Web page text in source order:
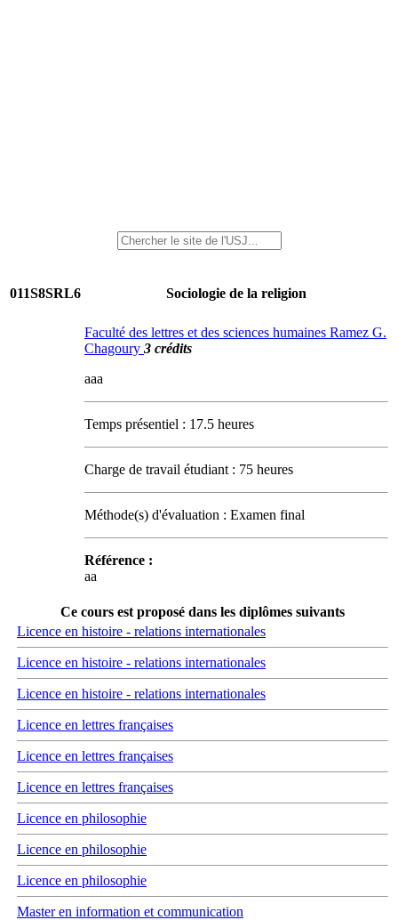
011S8SRL6 Sociologie de la religion
Faculté des lettres et des sciences humaines Ramez G.
Chagoury 3 crédits
aaa
Temps présentiel : 17.5 heures
Charge de travail étudiant : 75 heures
Méthode(s) d'évaluation : Examen final
Référence :
aa
Ce cours est proposé dans les diplômes suivants
Licence en histoire - relations internationales
Licence en histoire - relations internationales
Licence en histoire - relations internationales
Licence en lettres françaises
Licence en lettres françaises
Licence en lettres françaises
Licence en philosophie
Licence en philosophie
Licence en philosophie
Master en information et communication